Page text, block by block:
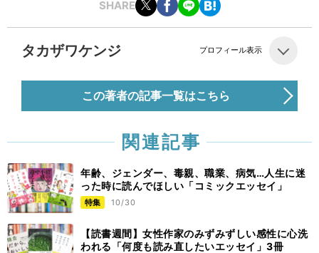
SHARE
タカザワケンジ プロフィール表示
この著者の記事一覧はこちら
関連記事
年齢、ジェンダー、毒親、職業、病気…人生に迷
った時に読んでほしい「コミックエッセイ」
特集 10/30
【読書週間】女性作家のみずみずしい感性に心洗
われる「何度も読み直したいエッセイ」3冊